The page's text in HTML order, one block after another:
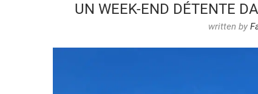
UN WEEK-END DÉTENTE
written by